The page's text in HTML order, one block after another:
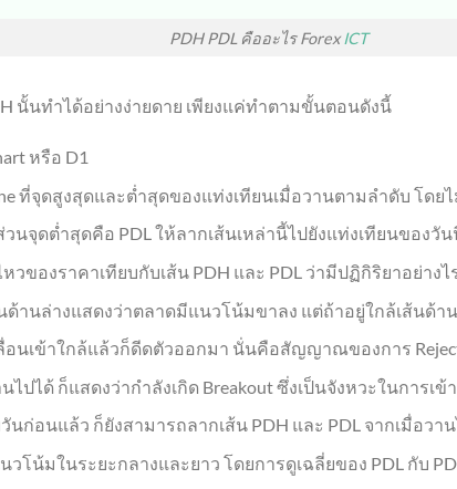
PDH PDL คืออะไร Forex ICT
นั้นทำได้อย่างง่ายดาย เพียงแค่ทำตามขั้นตอนดังนี้
หรือ D1
ที่จุดสูงสุดและต่ำสุดของแท่งเทียนเมื่อวานตามลำดับ โดยไ
วนจุดต่ำสุดคือ PDL ให้ลากเส้นเหล่านี้ไปยังแท่งเทียนของวั
วของราคาเทียบกับเส้น PDH และ PDL ว่ามีปฏิกิริยาอย่างไ
ด้านล่างแสดงว่าตลาดมีแนวโน้มขาลง แต่ถ้าอยู่ใกล้เส้นด้
นเข้าใกล้แล้วก็ดีดตัวออกมา นั่นคือสัญญาณของการ Reject
ปได้ ก็แสดงว่ากำลังเกิด Breakout ซึ่งเป็นจังหวะในการเข้
นก่อนแล้ว ก็ยังสามารถลากเส้น PDH และ PDL จากเมื่อวา
วโน้มในระยะกลางและยาว โดยการดูเฉลี่ยของ PDL กับ